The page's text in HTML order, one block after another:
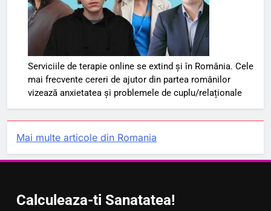
Serviciile de terapie online se extind și în România. Cele
mai frecvente cereri de ajutor din partea românilor
vizează anxietatea și problemele de cuplu/relaționale
Mai multe articole din Romania
Calculeaza-ti Sanatatea!